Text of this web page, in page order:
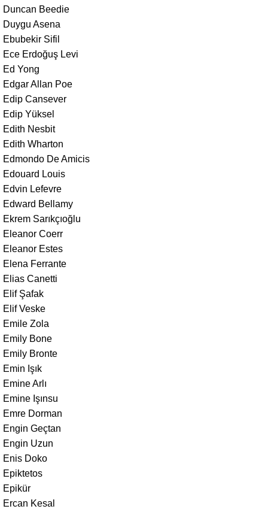
Duncan Beedie
Duygu Asena
Ebubekir Sifil
Ece Erdoğuş Levi
Ed Yong
Edgar Allan Poe
Edip Cansever
Edip Yüksel
Edith Nesbit
Edith Wharton
Edmondo De Amicis
Edouard Louis
Edvin Lefevre
Edward Bellamy
Ekrem Sarıkçıoğlu
Eleanor Coerr
Eleanor Estes
Elena Ferrante
Elias Canetti
Elif Şafak
Elif Veske
Emile Zola
Emily Bone
Emily Bronte
Emin Işık
Emine Arlı
Emine Işınsu
Emre Dorman
Engin Geçtan
Engin Uzun
Enis Doko
Epiktetos
Epikür
Ercan Kesal